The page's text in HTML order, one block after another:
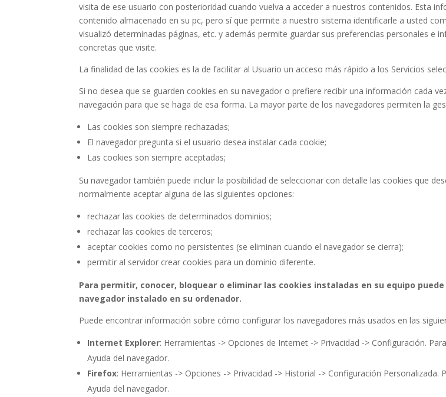
visita de ese usuario con posterioridad cuando vuelva a acceder a nuestros contenidos. Esta
contenido almacenado en su pc, pero sí que permite a nuestro sistema identificarle a usted
visualizó determinadas páginas, etc. y además permite guardar sus preferencias personales e
concretas que visite.
La finalidad de las cookies es la de facilitar al Usuario un acceso más rápido a los Servicios
Si no desea que se guarden cookies en su navegador o prefiere recibir una información cada
navegación para que se haga de esa forma. La mayor parte de los navegadores permiten la
Las cookies son siempre rechazadas;
El navegador pregunta si el usuario desea instalar cada cookie;
Las cookies son siempre aceptadas;
Su navegador también puede incluir la posibilidad de seleccionar con detalle las cookies que
normalmente aceptar alguna de las siguientes opciones:
rechazar las cookies de determinados dominios;
rechazar las cookies de terceros;
aceptar cookies como no persistentes (se eliminan cuando el navegador se cierra);
permitir al servidor crear cookies para un dominio diferente.
Para permitir, conocer, bloquear o eliminar las cookies instaladas en su equipo
navegador instalado en su ordenador.
Puede encontrar información sobre cómo configurar los navegadores más usados en las
Internet Explorer: Herramientas -> Opciones de Internet -> Privacidad -> Configuración.
Ayuda del navegador.
Firefox: Herramientas -> Opciones -> Privacidad -> Historial -> Configuración
Ayuda del navegador.